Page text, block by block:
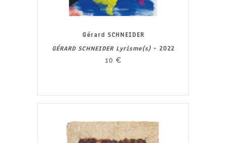
Gérard SCHNEIDER
GÉRARD SCHNEIDER Lyrisme(s)- 2022
10 €